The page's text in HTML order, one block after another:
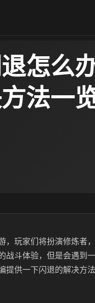
怎么
法一
玩家们将扮演修炼者，
战斗体验，但是会遇到
提供一下闪退的解决方